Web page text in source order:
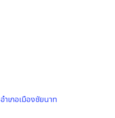
อำเภอเมืองชัยนาท